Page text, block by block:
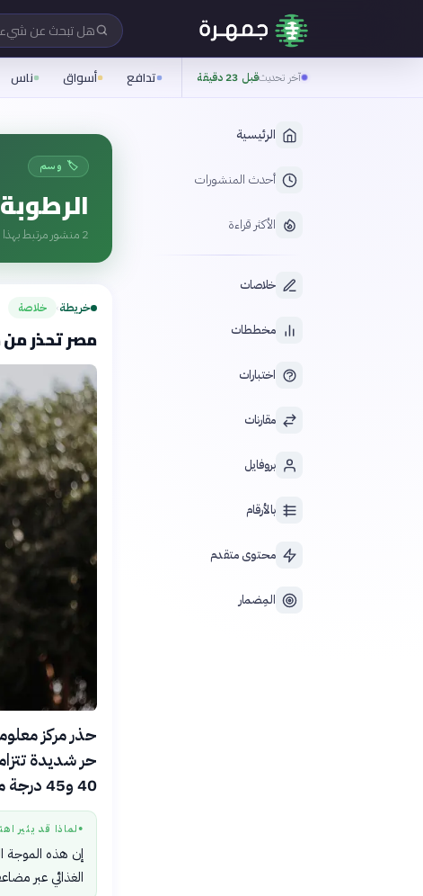
هل تبحث عن
آخر تحديثقبل 23 دقيقة تدافع أسواق ناس
الرئيسية
أحدث المنشورات
الأكثر قراءة
خلاصات
مخططات
اختبارات
مقارنات
بروفايل
بالأرقام
محتوى متقدم
المِضمار
🏷️ وسم
الرطوبة
2 منشور مرتبط
خريطة› خلاصة
مصر تحذر
حر شديدة
40 و45 درجة مئوية، مع ارتفاع ملحوظ في الرطوبة.
● لماذا قد يثير
إن هذه الموجة
الغذائي عبر